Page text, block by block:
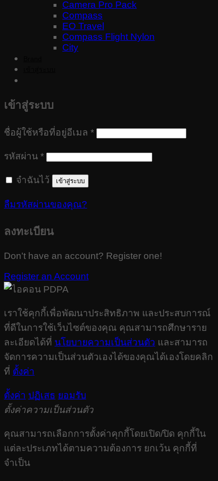
Camera Pro Pack
Compass
EO Travel
Compass Flight Nylon
City
เข้าสู่ระบบ
ชื่อผู้ใช้หรือที่อยู่อีเมล *ต้องการ
รหัสผ่าน *ต้องการ
จำฉันไว้ เข้าสู่ระบบ
ลืมรหัสผ่านของคุณ?
ลงทะเบียน
Don't have an account? Register one!
Register an Account
เราใช้คุกกี้เพื่อพัฒนาประสิทธิภาพ และประสบการณ์
ที่ดีในการใช้เว็บไซต์ของคุณ คุณสามารถศึกษาราย
ละเอียดได้ที่ นโยบายความเป็นส่วนตัว และสามารถ
จัดการความเป็นส่วนตัวเองได้ของคุณได้เองโดยคลิก
ที่ ตั้งค่า
ตั้งค่า ปฏิเสธ ยอมรับ
ตั้งค่าความเป็นส่วนตัว
คุณสามารถเลือกการตั้งค่าคุกกี้โดยเปิด/ปิด คุกกี้ใน
แต่ละประเภทได้ตามความต้องการ ยกเว้น คุกกี้ที่
จำเป็น